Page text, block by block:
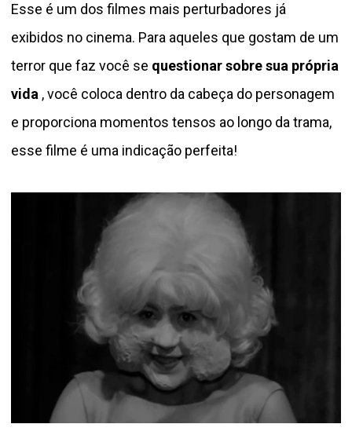
Esse é um dos filmes mais perturbadores já
exibidos no cinema. Para aqueles que gostam de um
terror que faz você se questionar sobre sua própria
vida , você coloca dentro da cabeça do personagem
e proporciona momentos tensos ao longo da trama,
esse filme é uma indicação perfeita!